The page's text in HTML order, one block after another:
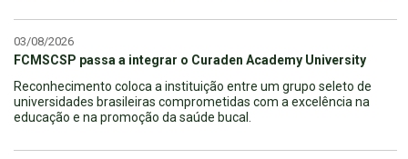
03/08/2026
FCMSCSP passa a integrar o Curaden Academy University
Reconhecimento coloca a instituição entre um grupo seleto de
universidades brasileiras comprometidas com a excelência na
educação e na promoção da saúde bucal.